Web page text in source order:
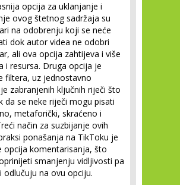
opcija za uklanjanje i
ovog štetnog sadržaja su
na odobrenju koji se neće
dok autor videa ne odobri
ali ova opcija zahtijeva i više
i resursa. Druga opcija je
filtera, uz jednostavno
zabranjenih ključnih riječi što
da se neke riječi mogu pisati
metaforički, skraćeno i
način za suzbijanje ovih
ponašanja na TikToku je
opcija komentarisanja, što
smanjenju vidljivosti pa
odlučuju na ovu opciju.